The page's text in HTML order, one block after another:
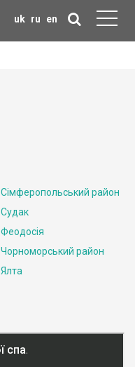
uk ru en
Сімферопольський район
Судак
Феодосія
Чорноморський район
Ялта